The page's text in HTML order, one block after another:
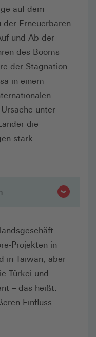
auf dem
Erneuerbaren
und Ab der
des Booms
der Stagnation.
in einem
unter
die
stark
Projekten in
in Taiwan, aber
Türkei und
– das heißt:
Einfluss.